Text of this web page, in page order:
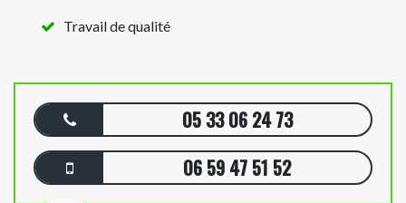
Travail de qualité
05 33 06 24 73
06 59 47 51 52